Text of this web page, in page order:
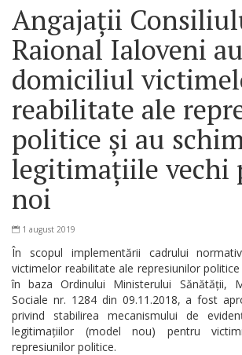
Angajații
Raional Ialoveni
domiciliul
reabilitate ale
politice și au
legitimațiile vechi
noi
1 august 2019
În scopul implementării cadrului
victimelor reabilitate ale represiunilor
în baza Ordinului Ministerului Sănătății,
Sociale nr. 1284 din 09.11.2018, a fost
privind stabilirea mecanismului de
legitimațiilor (model nou) pentru
represiunilor politice.